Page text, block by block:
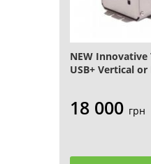
NEW Innovative
USB+ Vertical
18 000 грн